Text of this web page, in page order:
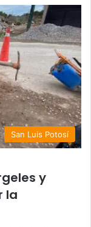
San Luis Potosí
y
la